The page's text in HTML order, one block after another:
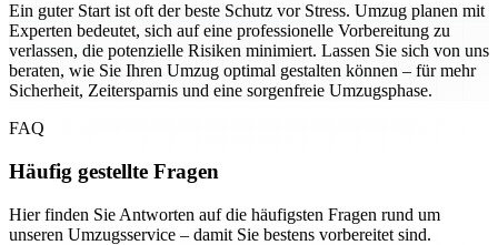
Ein guter Start ist oft der beste Schutz vor Stress. Umzug planen mit
Experten bedeutet, sich auf eine professionelle Vorbereitung zu
verlassen, die potenzielle Risiken minimiert. Lassen Sie sich von uns
beraten, wie Sie Ihren Umzug optimal gestalten können – für mehr
Sicherheit, Zeitersparnis und eine sorgenfreie Umzugsphase.
FAQ
Häufig gestellte Fragen
Hier finden Sie Antworten auf die häufigsten Fragen rund um
unseren Umzugsservice – damit Sie bestens vorbereitet sind.